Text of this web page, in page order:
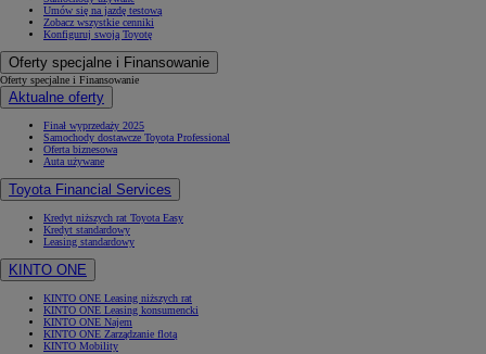
Umów się na jazdę testową
Zobacz wszystkie cenniki
Konfiguruj swoją Toyotę
Oferty specjalne i Finansowanie
Oferty specjalne i Finansowanie
Aktualne oferty
Finał wyprzedaży 2025
Samochody dostawcze Toyota Professional
Oferta biznesowa
Auta używane
Toyota Financial Services
Kredyt niższych rat Toyota Easy
Kredyt standardowy
Leasing standardowy
KINTO ONE
KINTO ONE Leasing niższych rat
KINTO ONE Leasing konsumencki
KINTO ONE Najem
KINTO ONE Zarządzanie flotą
KINTO Mobility